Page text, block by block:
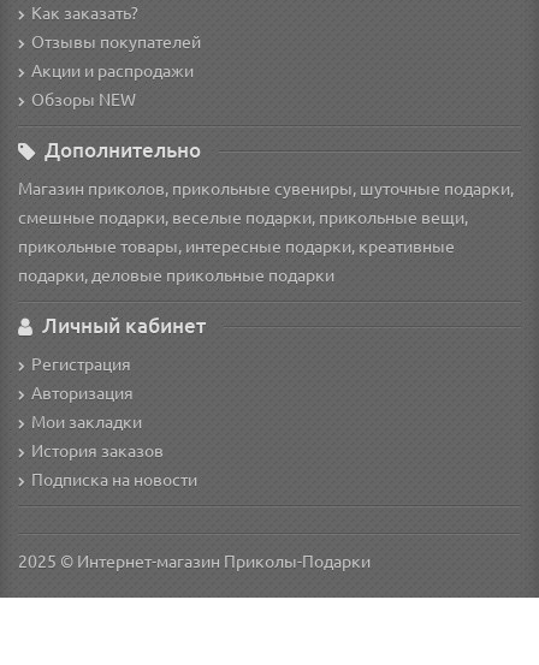
Как заказать?
Отзывы покупателей
Акции и распродажи
Обзоры NEW
Дополнительно
Магазин приколов, прикольные сувениры, шуточные подарки,
смешные подарки, веселые подарки, прикольные вещи,
прикольные товары, интересные подарки, креативные
подарки, деловые прикольные подарки
Личный кабинет
Регистрация
Авторизация
Мои закладки
История заказов
Подписка на новости
2025 © Интернет-магазин Приколы-Подарки